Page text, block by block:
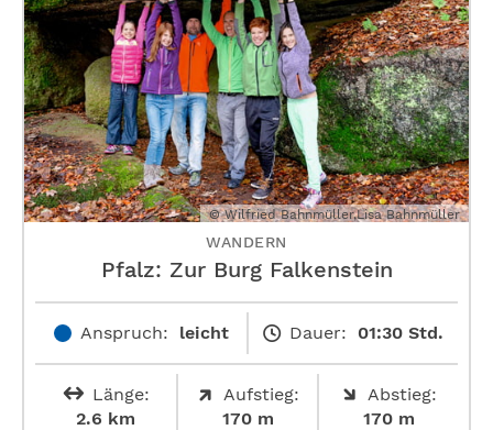
© Wilfried Bahnmüller,Lisa Bahnmüller
WANDERN
Pfalz: Zur Burg Falkenstein
Anspruch: leicht Dauer: 01:30 Std.
Länge:
2.6 km
Aufstieg:
170 m
Abstieg:
170 m